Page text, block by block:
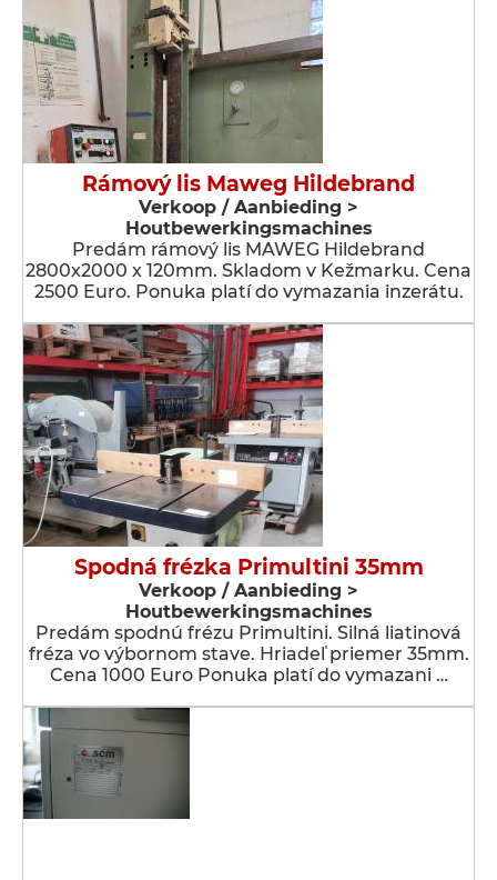
Rámový lis Maweg Hildebrand
Verkoop / Aanbieding >
Houtbewerkingsmachines
Predám rámový lis MAWEG Hildebrand
2800x2000 x 120mm. Skladom v Kežmarku. Cena
2500 Euro. Ponuka platí do vymazania inzerátu.
Spodná frézka Primultini 35mm
Verkoop / Aanbieding >
Houtbewerkingsmachines
Predám spodnú frézu Primultini. Silná liatinová
fréza vo výbornom stave. Hriadeľ priemer 35mm.
Cena 1000 Euro Ponuka platí do vymazani …